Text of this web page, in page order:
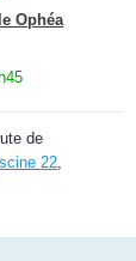
Ophéa
de
22,